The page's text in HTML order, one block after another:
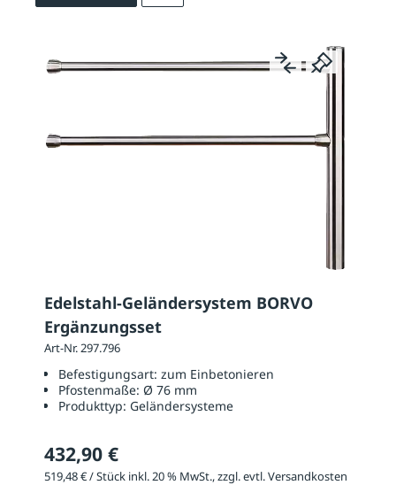
Edelstahl-Geländersystem BORVO
Ergänzungsset
Art-Nr. 297.796
Befestigungsart: zum Einbetonieren
Pfostenmaße: Ø 76 mm
Produkttyp: Geländersysteme
432,90 €
519,48 € / Stück inkl. 20 % MwSt., zzgl. evtl. Versandkosten